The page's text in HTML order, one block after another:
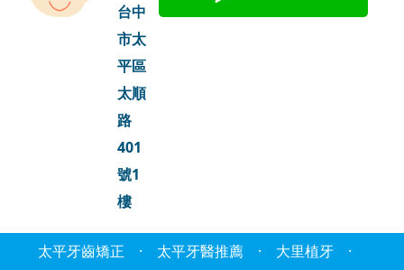
台中
市太
平區
太順
路
401
號1
樓
太平牙齒矯正 · 太平牙醫推薦 · 大里植牙 ·